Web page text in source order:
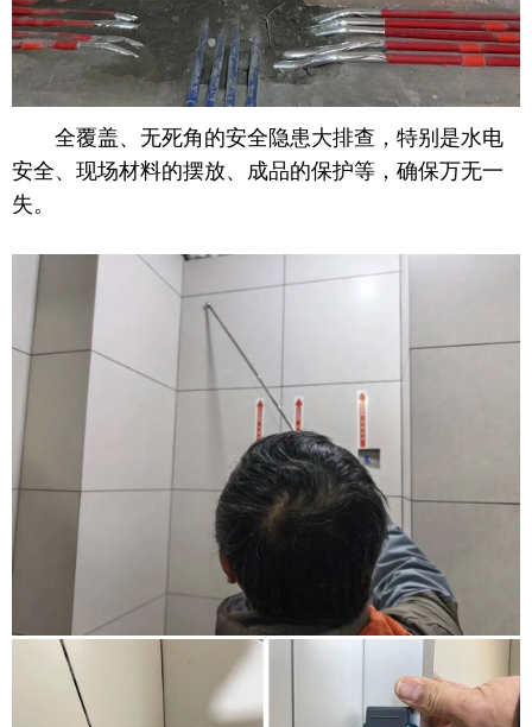
全覆盖、无死角的安全隐患大排查，特别是水电
安全、现场材料的摆放、成品的保护等，确保万无一
失。